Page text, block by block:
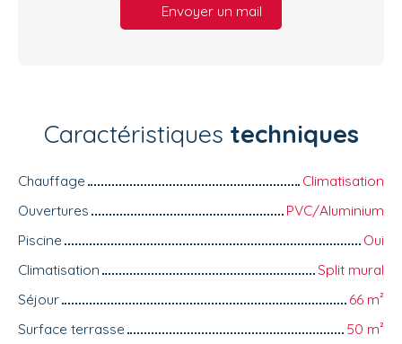
Envoyer un mail
Caractéristiques techniques
Chauffage
Climatisation
Ouvertures
PVC/Aluminium
Piscine
Oui
Climatisation
Split mural
Séjour
66 m²
Surface terrasse
50 m²